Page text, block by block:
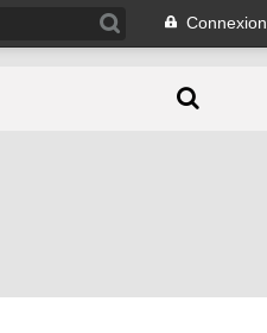
Connexion